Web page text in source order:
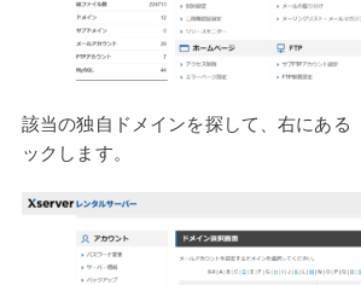
該当の独自ドメインを探して、右にある
ックします。